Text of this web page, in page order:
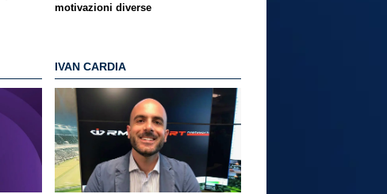
motivazioni diverse
IVAN CARDIA